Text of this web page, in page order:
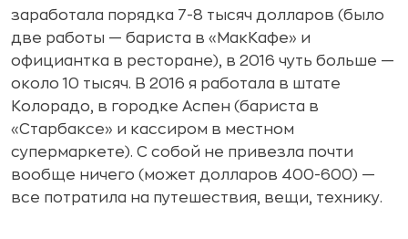
заработала порядка 7-8 тысяч долларов (было
две работы — бариста в «МакКафе» и
официантка в ресторане), в 2016 чуть больше —
около 10 тысяч. В 2016 я работала в штате
Колорадо, в городке Аспен (бариста в
«Старбаксе» и кассиром в местном
супермаркете). С собой не привезла почти
вообще ничего (может долларов 400-600) —
все потратила на путешествия, вещи, технику.